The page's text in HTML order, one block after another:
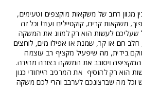
מגוון רחב של משקאות מוקצפים וטעימים,
משקאות קרים, קוקטיילים ועוד! וכל זה
שעליכם לעשות הוא רק למזוג את המשקה
חלב חם או קר, שמנת או אפילו מים, לוחצים
בידית, מה שיפעיל מקציף רב עוצמה
ויסובב את המשקה בצורה מהירה.
הוא רק להוסיף את המרכיב הייחודי כגון
וכל מה שברצונכם לערבב והרי לכם משקה